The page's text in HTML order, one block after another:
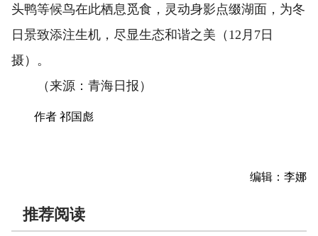
头鸭等候鸟在此栖息觅食，灵动身影点缀湖面，为冬
日景致添注生机，尽显生态和谐之美（12月7日
摄）。
（来源：青海日报）
作者 祁国彪
编辑：李娜
推荐阅读